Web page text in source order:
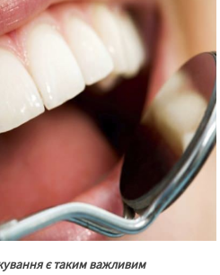
є таким важливим